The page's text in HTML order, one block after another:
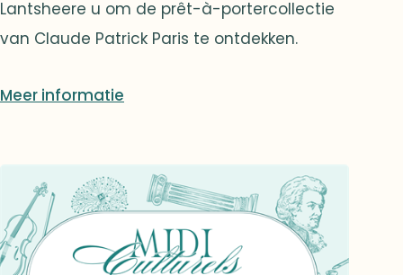
Lantsheere u om de prêt-à-portercollectie
van Claude Patrick Paris te ontdekken.
Meer informatie